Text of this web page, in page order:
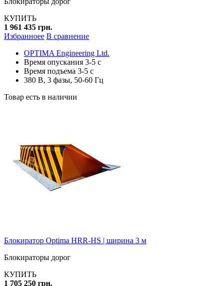
КУПИТЬ
1 961 435 грн.
Избранноее В сравнение
OPTIMA Engineering Ltd.
Время опускания 3-5 с
Время подъема 3-5 с
380 В, 3 фазы, 50-60 Гц
Товар есть в наличии
Блокиратор Optima HRR-HS | ширина 3 м
Блокираторы дорог
КУПИТЬ
1 705 250 грн.